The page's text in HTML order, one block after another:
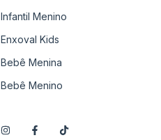
Infantil Menino
Enxoval Kids
Bebê Menina
Bebê Menino